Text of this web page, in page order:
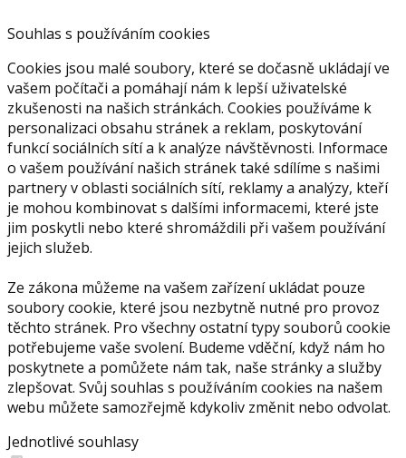
Souhlas s používáním cookies
Cookies jsou malé soubory, které se dočasně ukládají ve
vašem počítači a pomáhají nám k lepší uživatelské
zkušenosti na našich stránkách. Cookies používáme k
personalizaci obsahu stránek a reklam, poskytování
funkcí sociálních sítí a k analýze návštěvnosti. Informace
o vašem používání našich stránek také sdílíme s našimi
partnery v oblasti sociálních sítí, reklamy a analýzy, kteří
je mohou kombinovat s dalšími informacemi, které jste
jim poskytli nebo které shromáždili při vašem používání
jejich služeb.
Ze zákona můžeme na vašem zařízení ukládat pouze
soubory cookie, které jsou nezbytně nutné pro provoz
těchto stránek. Pro všechny ostatní typy souborů cookie
potřebujeme vaše svolení. Budeme vděční, když nám ho
poskytnete a pomůžete nám tak, naše stránky a služby
zlepšovat. Svůj souhlas s používáním cookies na našem
webu můžete samozřejmě kdykoliv změnit nebo odvolat.
Jednotlivé souhlasy